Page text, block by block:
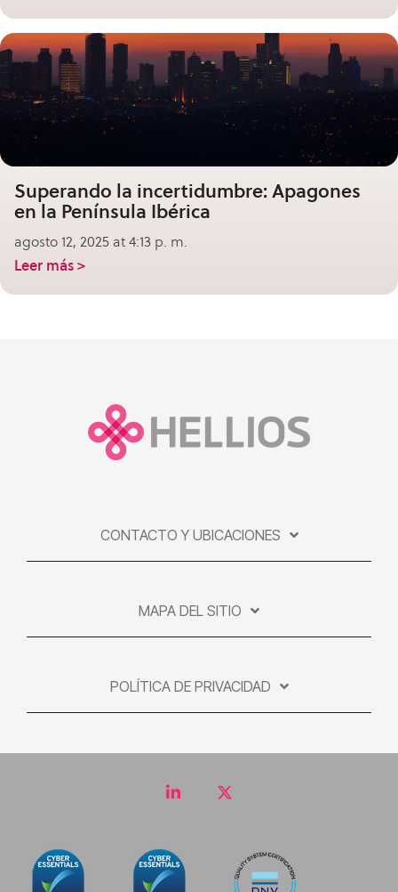
Superando la incertidumbre: Apagones
en la Península Ibérica
agosto 12, 2025 at 4:13 p. m.
Leer más >
CONTACTO Y UBICACIONES
MAPA DEL SITIO
POLÍTICA DE PRIVACIDAD
LinkedIn